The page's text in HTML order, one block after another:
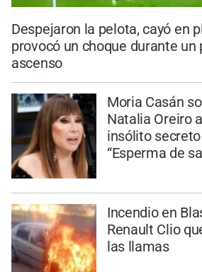
Despejaron la pelota, cayó en
provocó un choque durante un
ascenso
Moria Casán
Natalia Oreiro
insólito
“Esperma de
Incendio en
Renault Clio
las llamas